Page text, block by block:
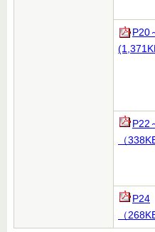
P20
P22
（
P24
（